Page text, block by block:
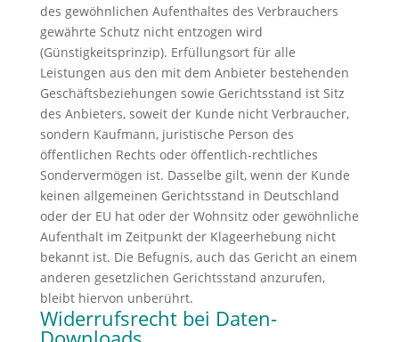
des gewöhnlichen Aufenthaltes des Verbrauchers
gewährte Schutz nicht entzogen wird
(Günstigkeitsprinzip). Erfüllungsort für alle
Leistungen aus den mit dem Anbieter bestehenden
Geschäftsbeziehungen sowie Gerichtsstand ist Sitz
des Anbieters, soweit der Kunde nicht Verbraucher,
sondern Kaufmann, juristische Person des
öffentlichen Rechts oder öffentlich-rechtliches
Sondervermögen ist. Dasselbe gilt, wenn der Kunde
keinen allgemeinen Gerichtsstand in Deutschland
oder der EU hat oder der Wohnsitz oder gewöhnliche
Aufenthalt im Zeitpunkt der Klageerhebung nicht
bekannt ist. Die Befugnis, auch das Gericht an einem
anderen gesetzlichen Gerichtsstand anzurufen,
bleibt hiervon unberührt.
Widerrufsrecht bei Daten-